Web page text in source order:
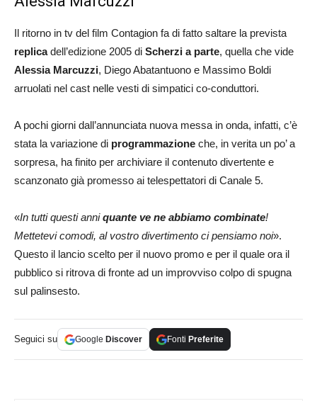
Il ritorno in tv del film Contagion fa di fatto saltare la prevista
replicadell’edizione 2005 di Scherzi a parte, quella che vide
Alessia Marcuzzi, Diego Abatantuono e Massimo Boldi
arruolati nel cast nelle vesti di simpatici co-conduttori.
A pochi giorni dall’annunciata nuova messa in onda, infatti, c’è
stata la variazione di programmazione che, in verita un po’ a
sorpresa, ha finito per archiviare il contenuto divertente e
scanzonato già promesso ai telespettatori di Canale 5.
«In tutti questi anniquante ve ne abbiamo combinate!
Mettetevi comodi, al vostro divertimento ci pensiamo noi».
Questo il lancio scelto per il nuovo promo e per il quale ora il
pubblico si ritrova di fronte ad un improvviso colpo di spugna
sul palinsesto.
Seguici su Google Discover Fonti Preferite